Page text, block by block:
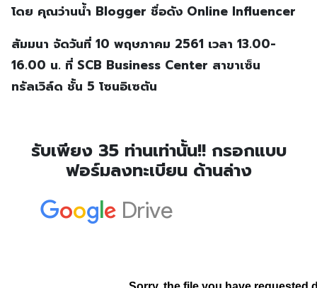
โดย คุณว่านน้ำ Blogger ชื่อดัง Online Influencer
สัมมนา จัดวันที่ 10 พฤษภาคม 2561 เวลา 13.00-
16.00 น. ที่ SCB Business Center สาขาเซ็น
ทรัลเวิล์ด ชั้น 5 โซนอิเซตัน
รับเพียง 35 ท่านเท่านั้น!! กรอกแบบ
ฟอร์มลงทะเบียน ด้านล่าง